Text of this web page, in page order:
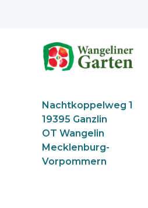
Nachtkoppelweg 1
19395 Ganzlin
OT Wangelin
Mecklenburg-
Vorpommern